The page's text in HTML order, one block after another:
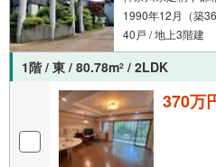
通
知
を
受
る
・
1990年12月（築36
40戸 / 地上3階建
1階 / 東 / 80.78m2 / 2LDK
370万